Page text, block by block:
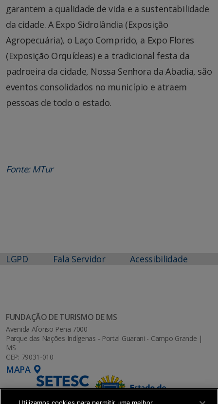
garantem a qualidade de vida e a sustentabilidade
da cidade. A Expo Sidrolândia (Exposição
Agropecuária), o Laço Comprido, a Expo Flores
(Exposição Orquídeas) e a tradicional festa da
padroeira da cidade, Nossa Senhora da Abadia, são
eventos consolidados no município e atraem
pessoas de todo o estado.
Fonte: MTur
LGPD Fala Servidor Acessibilidade
FUNDAÇÃO DE TURISMO DE MS
Avenida Afonso Pena 7000
Parque das Nações Indígenas - Portal Guarani - Campo Grande |
MS
CEP: 79031-010
MAPA